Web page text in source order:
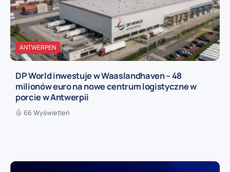
ANTWERPEN
DP World inwestuje w Waaslandhaven – 48
milionów euro na nowe centrum logistyczne w
porcie w Antwerpii
66 Wyświetleń